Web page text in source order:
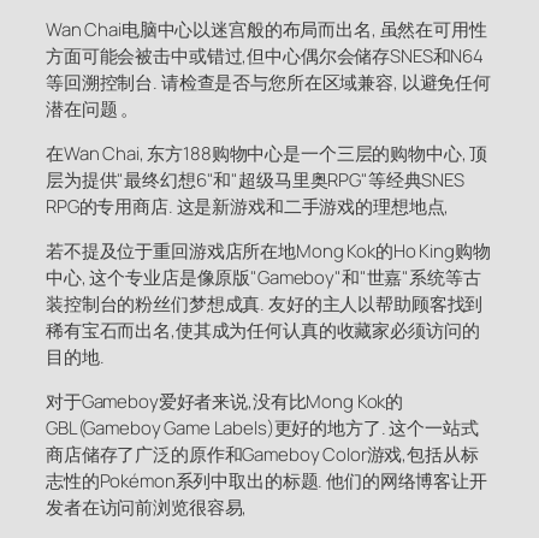
Wan Chai电脑中心以迷宫般的布局而出名, 虽然在可用性
方面可能会被击中或错过,但中心偶尔会储存SNES和N64
等回溯控制台. 请检查是否与您所在区域兼容, 以避免任何
潜在问题 。
在Wan Chai, 东方188购物中心是一个三层的购物中心, 顶
层为提供"最终幻想6"和"超级马里奥RPG"等经典SNES
RPG的专用商店. 这是新游戏和二手游戏的理想地点,
若不提及位于重回游戏店所在地Mong Kok的Ho King购物
中心, 这个专业店是像原版"Gameboy"和"世嘉"系统等古
装控制台的粉丝们梦想成真. 友好的主人以帮助顾客找到
稀有宝石而出名,使其成为任何认真的收藏家必须访问的
目的地.
对于Gameboy爱好者来说,没有比Mong Kok的
GBL(Gameboy Game Labels)更好的地方了. 这个一站式
商店储存了广泛的原作和Gameboy Color游戏,包括从标
志性的Pokémon系列中取出的标题. 他们的网络博客让开
发者在访问前浏览很容易,